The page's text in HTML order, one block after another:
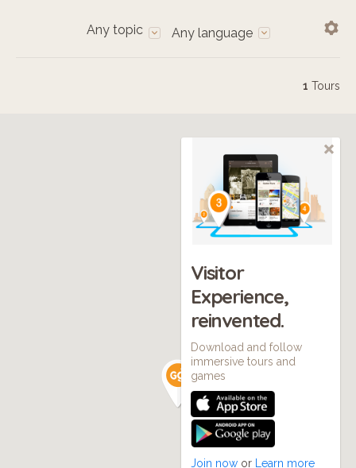
Any topic Any language
1 Tours
Visitor
Experience,
reinvented.
Download and follow
immersive tours and
games
Join now or Learn more